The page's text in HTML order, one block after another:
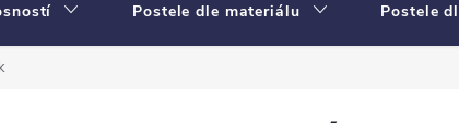
Postele dle materiálu Postele